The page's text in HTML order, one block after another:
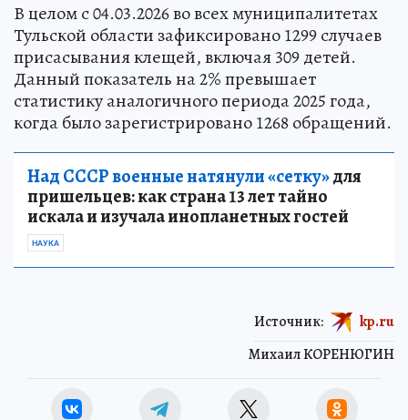
В целом с 04.03.2026 во всех муниципалитетах
Тульской области зафиксировано 1299 случаев
присасывания клещей, включая 309 детей.
Данный показатель на 2% превышает
статистику аналогичного периода 2025 года,
когда было зарегистрировано 1268 обращений.
Над СССР военные натянули «сетку»для
пришельцев: как страна 13 лет тайно
искала и изучала инопланетных гостей
НАУКА
Михаил КОРЕНЮГИН
Источник: kp.ru